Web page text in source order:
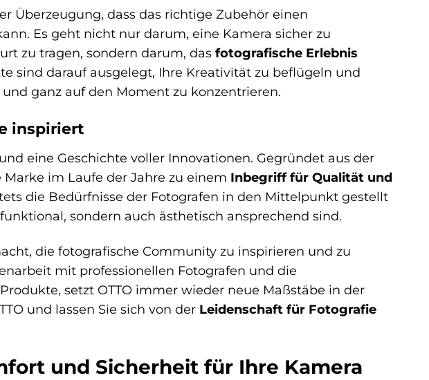
Überzeugung, dass das richtige Zubehör einen
Es geht nicht nur darum, eine Kamera sicher zu
zu tragen, sondern darum, das fotografische Erlebnis
sind darauf ausgelegt, Ihre Kreativität zu beflügeln und
ganz auf den Moment zu konzentrieren.
inspiriert
eine Geschichte voller Innovationen. Gegründet aus der
im Laufe der Jahre zu einem Inbegriff für Qualität und
die Bedürfnisse der Fotografen in den Mittelpunkt gestellt
sondern auch ästhetisch ansprechend sind.
die fotografische Community zu inspirieren und zu
mit professionellen Fotografen und die
setzt OTTO immer wieder neue Maßstäbe in der
und lassen Sie sich von der Leidenschaft für Fotografie
und Sicherheit für Ihre Kamera